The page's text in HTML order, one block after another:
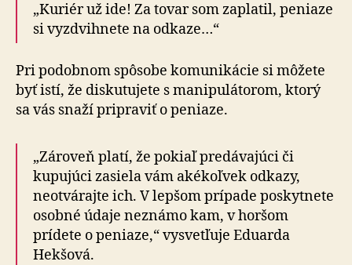
„Kuriér už ide! Za tovar som zaplatil, peniaze
si vyzdvihnete na odkaze…“
Pri podobnom spôsobe komunikácie si môžete
byť istí, že diskutujete s manipulátorom, ktorý
sa vás snaží pripraviť o peniaze.
„Zároveň platí, že pokiaľ predávajúci či
kupujúci zasiela vám akékoľvek odkazy,
neotvárajte ich. V lepšom prípade poskytnete
osobné údaje neznámo kam, v horšom
prídete o peniaze,“ vysvetľuje Eduarda
Hekšová.